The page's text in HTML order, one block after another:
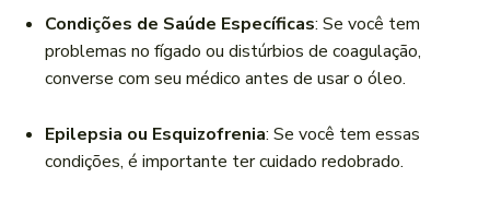
Condições de Saúde Específicas: Se você tem
problemas no fígado ou distúrbios de coagulação,
converse com seu médico antes de usar o óleo.
Epilepsia ou Esquizofrenia: Se você tem essas
condições, é importante ter cuidado redobrado.